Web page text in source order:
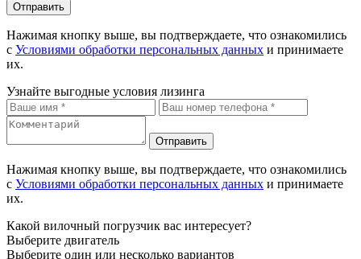
Отправить
Нажимая кнопку выше, вы подтверждаете, что ознакомились
с Условиями обработки персональных данных и принимаете
их.
Узнайте выгодные условия лизинга
Отправить
Нажимая кнопку выше, вы подтверждаете, что ознакомились
с Условиями обработки персональных данных и принимаете
их.
Какой вилочный погрузчик вас интересует?
Выберите двигатель
Выберите один или несколько вариантов